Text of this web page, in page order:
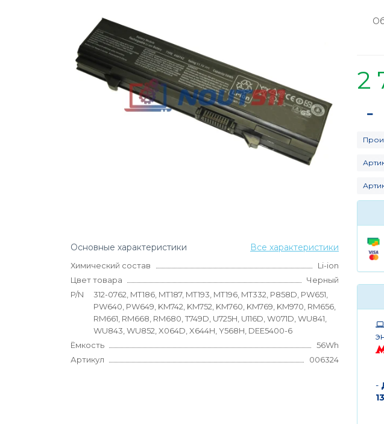
Основные характеристики Все характеристики
Химический состав
Li-ion
Цвет товара
Черный
P/N
312-0762, MT186, MT187, MT193, MT196, MT332, P858D, PW651,
PW640, PW649, KM742, KM752, KM760, KM769, KM970, RM656,
RM661, RM668, RM680, T749D, U725H, U116D, W071D, WU841,
WU843, WU852, X064D, X644H, Y568H, DEE5400-6
Ёмкость
56Wh
Артикул
006324
2
-